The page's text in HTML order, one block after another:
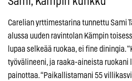
Carelian yrttimestarina tunnettu Sami
alussa uuden ravintolan Kämpin
lupaa selkeää ruokaa, ei fine diningia.
työvälineeni, ja raaka-aineista ruokani
painottaa. “Paikallistamani 55